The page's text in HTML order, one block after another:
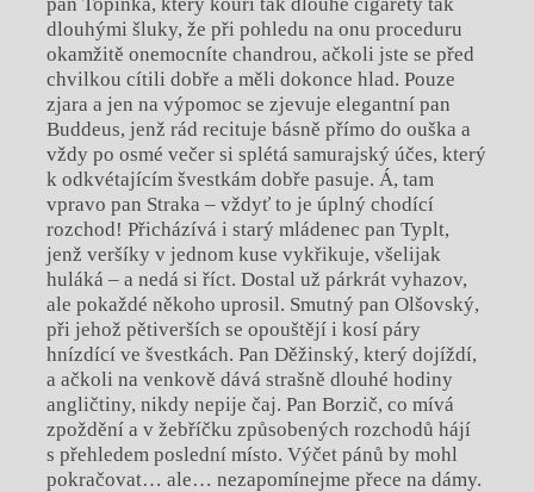
dlouhými šluky, že při pohledu na onu proceduru
okamžitě onemocníte chandrou, ačkoli jste se před
chvilkou cítili dobře a měli dokonce hlad. Pouze
zjara a jen na výpomoc se zjevuje elegantní pan
Buddeus, jenž rád recituje básně přímo do ouška a
vždy po osmé večer si splétá samurajský účes, který
k odkvétajícím švestkám dobře pasuje. Á, tam
vpravo pan Straka – vždyť to je úplný chodící
rozchod! Přicházívá i starý mládenec pan Typlt,
jenž veršíky v jednom kuse vykřikuje, všelijak
huláká – a nedá si říct. Dostal už párkrát vyhazov,
ale pokaždé někoho uprosil. Smutný pan Olšovský,
při jehož pětiverších se opouštějí i kosí páry
hnízdící ve švestkách. Pan Děžinský, který dojíždí,
a ačkoli na venkově dává strašně dlouhé hodiny
angličtiny, nikdy nepije čaj. Pan Borzič, co mívá
zpoždění a v žebříčku způsobených rozchodů hájí
s přehledem poslední místo. Výčet pánů by mohl
pokračovat… ale… nezapomínejme přece na dámy.